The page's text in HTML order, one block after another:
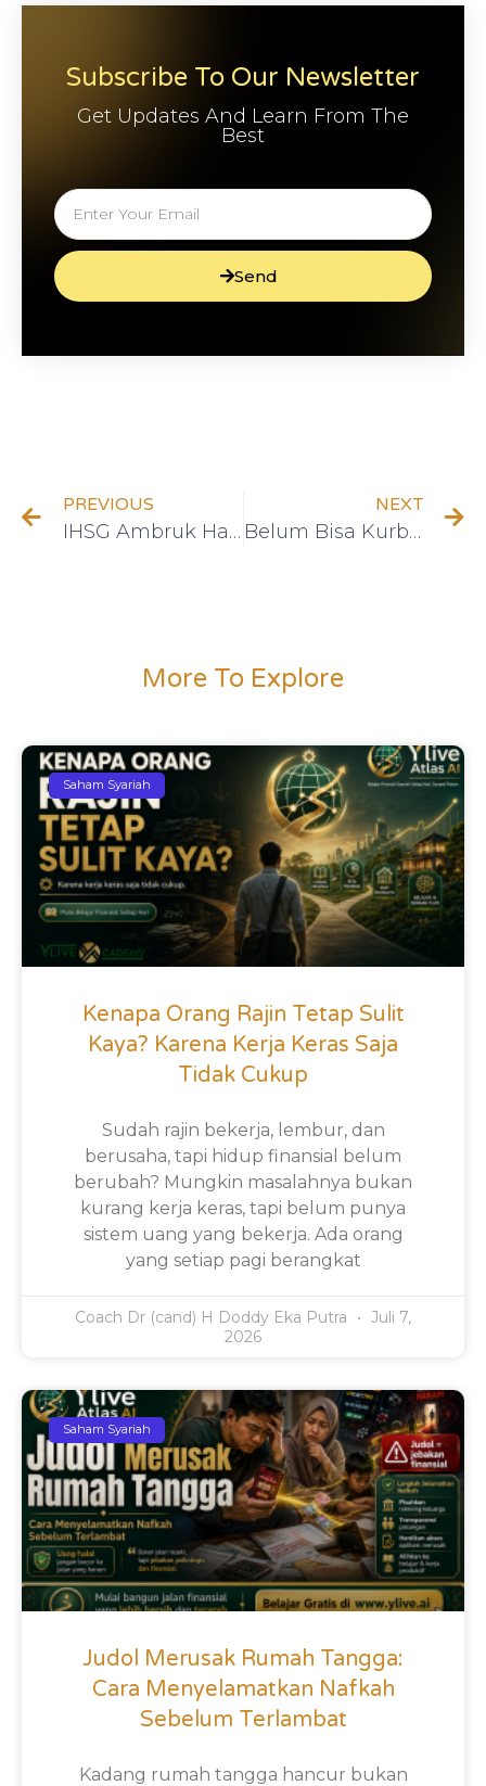
Subscribe To Our Newsletter
Get Updates And Learn From The
Best
Send
PREVIOUS
IHSG Ambruk Hari Ini? Lakukan Ini Sekarang Sebelum Terlambat
NEXT
Belum Bisa Kurban Saat Idul Adha? Ini Penyebabnya
More To Explore
Saham Syariah
Kenapa Orang Rajin Tetap Sulit
Kaya? Karena Kerja Keras Saja
Tidak Cukup
Sudah rajin bekerja, lembur, dan
berusaha, tapi hidup finansial belum
berubah? Mungkin masalahnya bukan
kurang kerja keras, tapi belum punya
sistem uang yang bekerja. Ada orang
yang setiap pagi berangkat
Coach Dr (cand) H Doddy Eka Putra
Juli 7,
2026
Saham Syariah
Judol Merusak Rumah Tangga:
Cara Menyelamatkan Nafkah
Sebelum Terlambat
Kadang rumah tangga hancur bukan